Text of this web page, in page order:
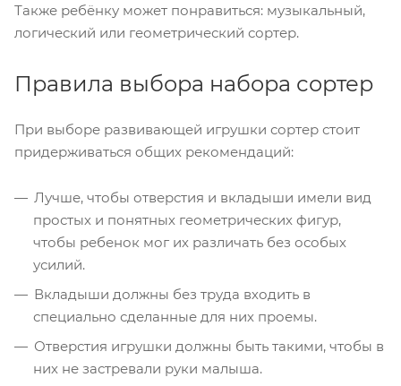
Также ребёнку может понравиться: музыкальный,
логический или геометрический сортер.
Правила выбора набора сортер
При выборе развивающей игрушки сортер стоит
придерживаться общих рекомендаций:
Лучше, чтобы отверстия и вкладыши имели вид
простых и понятных геометрических фигур,
чтобы ребенок мог их различать без особых
усилий.
Вкладыши должны без труда входить в
специально сделанные для них проемы.
Отверстия игрушки должны быть такими, чтобы в
них не застревали руки малыша.